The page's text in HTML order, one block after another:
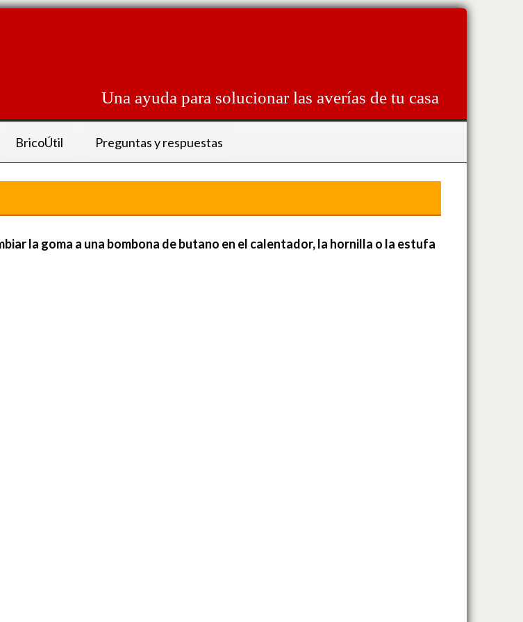
Una ayuda para solucionar las averías de tu casa
BricoÚtil Preguntas y respuestas
la goma a una bombona de butano en el calentador, la hornilla o la estufa